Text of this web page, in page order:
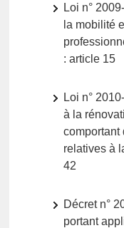
Loi n°
la mobilité
: article 15
Loi n°
à la
comportant
relatives à
42
Décret n°
portant